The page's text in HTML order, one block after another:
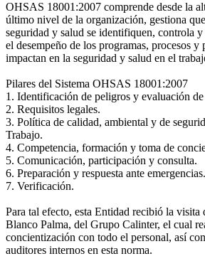
OHSAS 18001:2007 comprende desde la
último nivel de la organización, gestiona
seguridad y salud se identifiquen, controla
el desempeño de los programas, procesos y
impactan en la seguridad y salud en el
Pilares del Sistema OHSAS 18001:2007
1. Identificación de peligros y evaluación de
2. Requisitos legales.
3. Política de calidad, ambiental y de
Trabajo.
4. Competencia, formación y toma de
5. Comunicación, participación y consulta.
6. Preparación y respuesta ante emergencias.
7. Verificación.
Para tal efecto, esta Entidad recibió la visita
Blanco Palma, del Grupo Calinter, el cual
concientización con todo el personal, así
auditores internos en esta norma.